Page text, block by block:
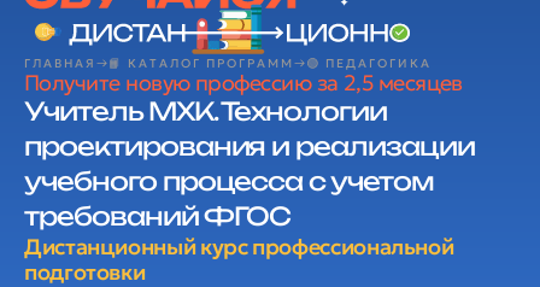
ГЛАВНАЯ 📙 КАТАЛОГ ПРОГРАММ 🟢 ПЕДАГОГИКА
Получите новую профессию за 2,5 месяцев
Учитель МХК. Технологии
проектирования и реализации
учебного процесса с учетом
требований ФГОС
Дистанционный курс профессиональной
подготовки